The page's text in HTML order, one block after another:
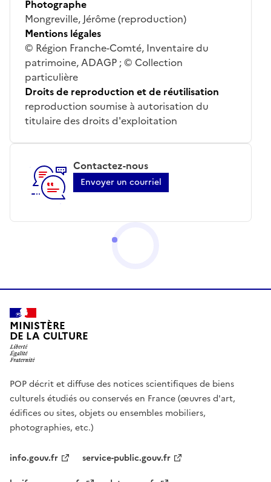
Photographe
Mongreville, Jérôme (reproduction)
Mentions légales
© Région Franche-Comté, Inventaire du
patrimoine, ADAGP ; © Collection
particulière
Droits de reproduction et de réutilisation
reproduction soumise à autorisation du
titulaire des droits d'exploitation
Contactez-nous
Envoyer un courriel
MINISTÈRE
DE LA CULTURE
POP décrit et diffuse des notices scientifiques de biens
culturels étudiés ou conservés en France (œuvres d'art,
édifices ou sites, objets ou ensembles mobiliers,
photographies, etc.)
info.gouv.fr
service-public.gouv.fr